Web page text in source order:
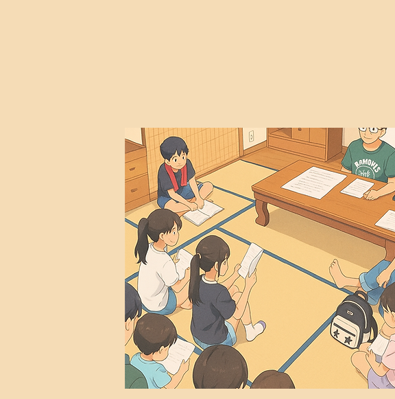
こどもの教会
毎週日曜日 9時30分〜10時
こどもたちのための集会です